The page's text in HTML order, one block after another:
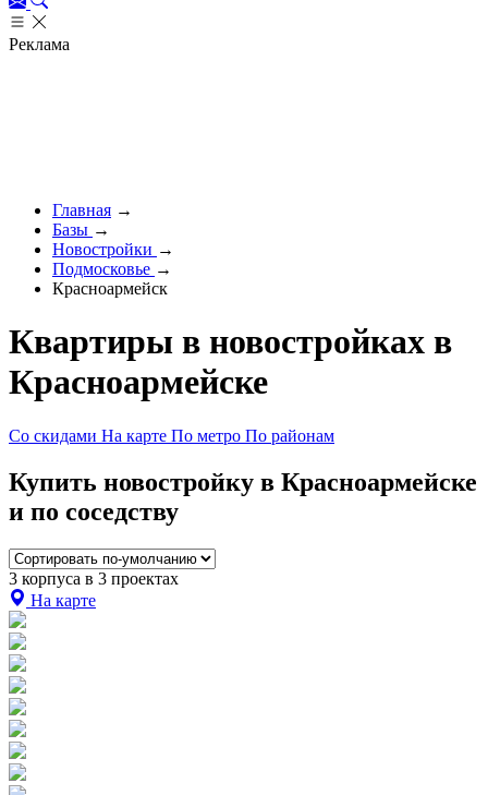
Реклама
Главная →
Базы →
Новостройки →
Подмосковье →
Красноармейск
Квартиры в новостройках в
Красноармейске
Со скидами На карте По метро По районам
Купить новостройку в Красноармейске
и по соседству
3 корпуса в 3 проектах
На карте